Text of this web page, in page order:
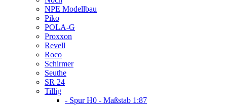
NPE Modellbau
Piko
POLA-G
Proxxon
Revell
Roco
Schirmer
Seuthe
SR 24
Tillig
- Spur H0 - Maßstab 1:87